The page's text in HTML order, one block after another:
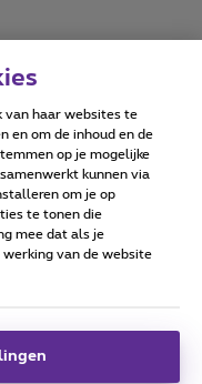
statement
conform het
van haar websites te
en om de inhoud en de
op je mogelijke
kunnen via
om je op
te tonen die
mee dat als je
werking van de website